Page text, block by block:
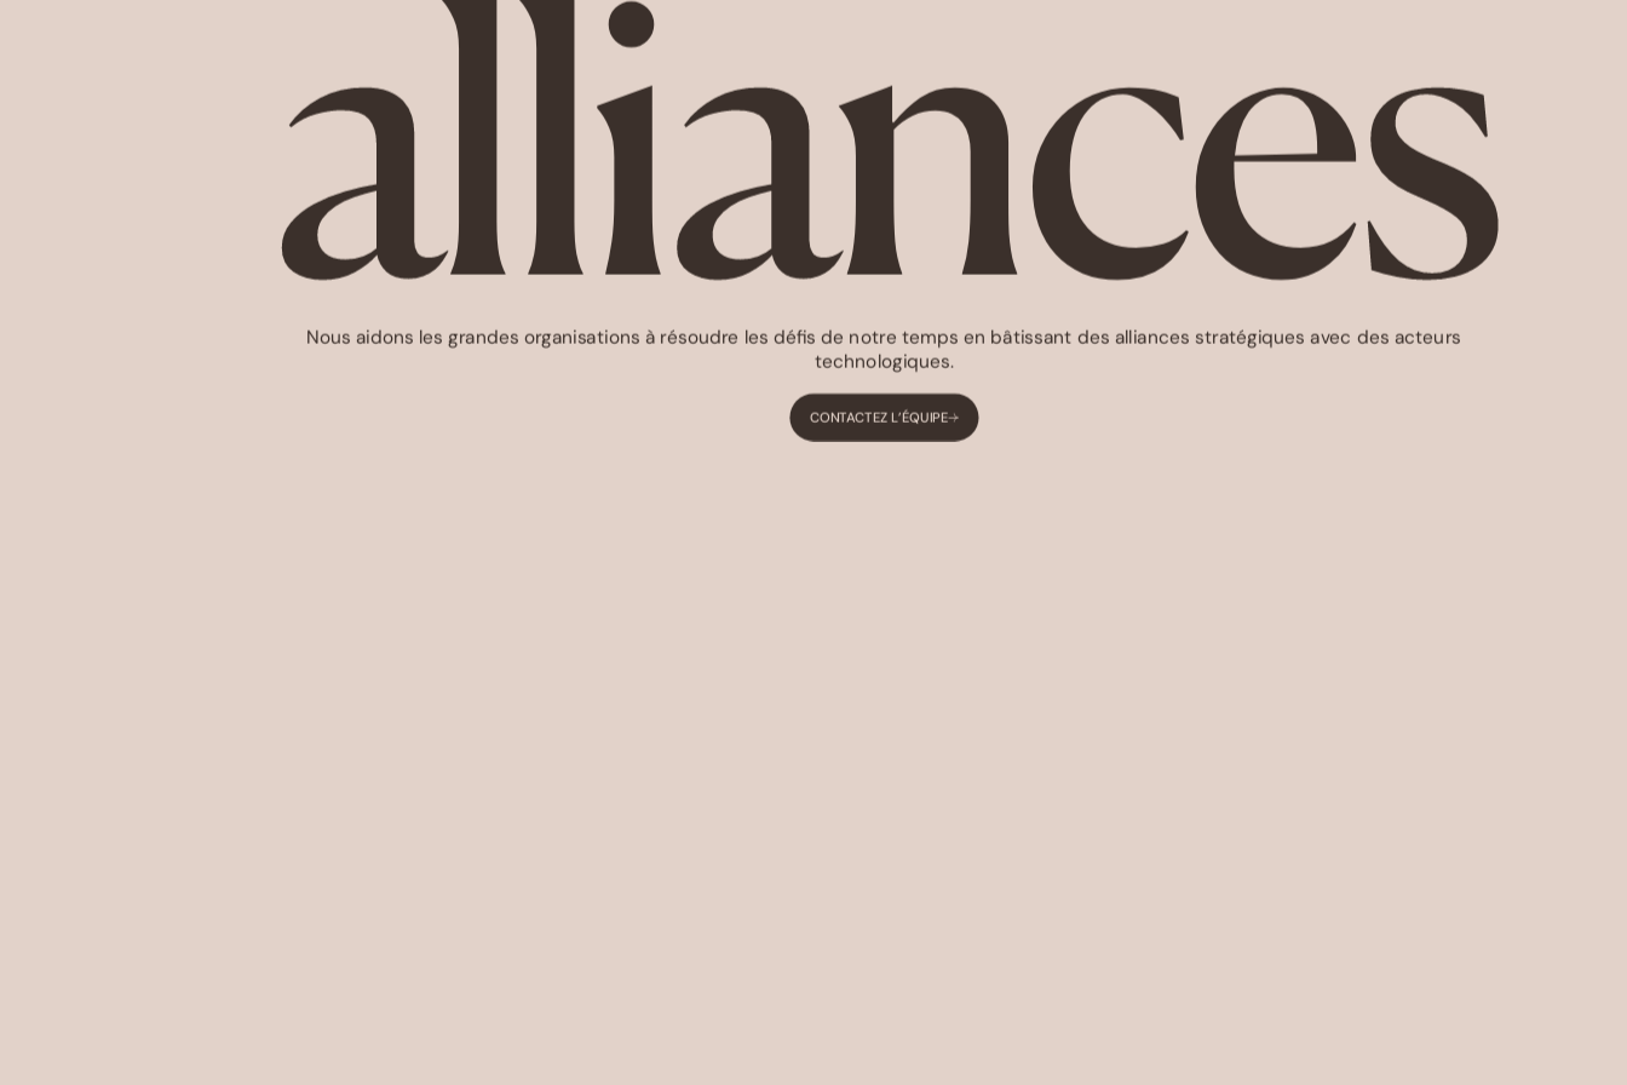
alliances
Nous aidons les grandes organisations à résoudre les défis de notre temps en bâtissant des alliances stratégiques avec des acteurs
technologiques.
CONTACTEZ L’ÉQUIPE